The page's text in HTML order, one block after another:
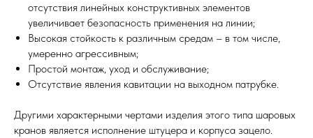
отсутствия линейных конструктивных элементов
увеличивает безопасность применения на линии;
Высокая стойкость к различным средам – в том числе,
умеренно агрессивным;
Простой монтаж, уход и обслуживание;
Отсутствие явления кавитации на выходном патрубке.
Другими характерными чертами изделия этого типа шаровых
кранов является исполнение штуцера и корпуса зацело.